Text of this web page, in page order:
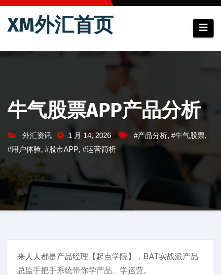
跳
XM外汇首页
牛气股票APP产品分析
外汇资讯 1 月 14, 2026 #产品分析, #牛气股票,
#用户体验, #股市APP, #运营简析
来人人都是产品经理【起点学院】，BAT实战派产品
总监手把手系统带你学产品、学运营。